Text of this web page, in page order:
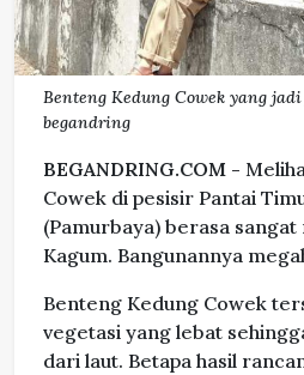
Benteng Kedung Cowek yang
begandring
BEGANDRING.COM -
Cowek di pesisir Pantai
(Pamurbaya) berasa
Kagum. Bangunannya
Benteng Kedung Cowek
vegetasi yang lebat
dari laut. Betapa hasil